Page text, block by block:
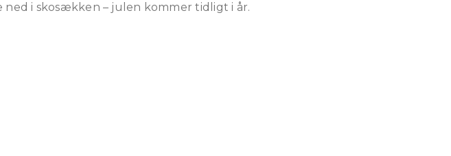
ned i skosækken – julen kommer tidligt i år.